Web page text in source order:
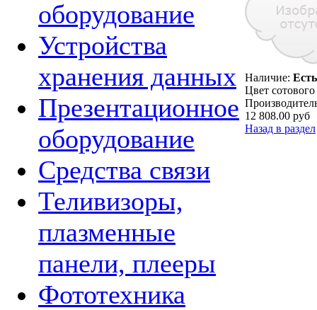
оборудование
Устройства
хранения данных
Презентационное
оборудование
Средства связи
Теливизоры,
плазменные
панели, плееры
Фототехника
Наличие: Есть
Цвет
12 808.00 руб
Назад в раздел